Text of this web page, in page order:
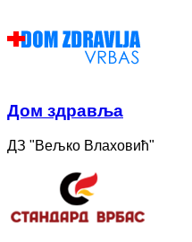
Дом здравља
ДЗ "Вељко Влаховић"